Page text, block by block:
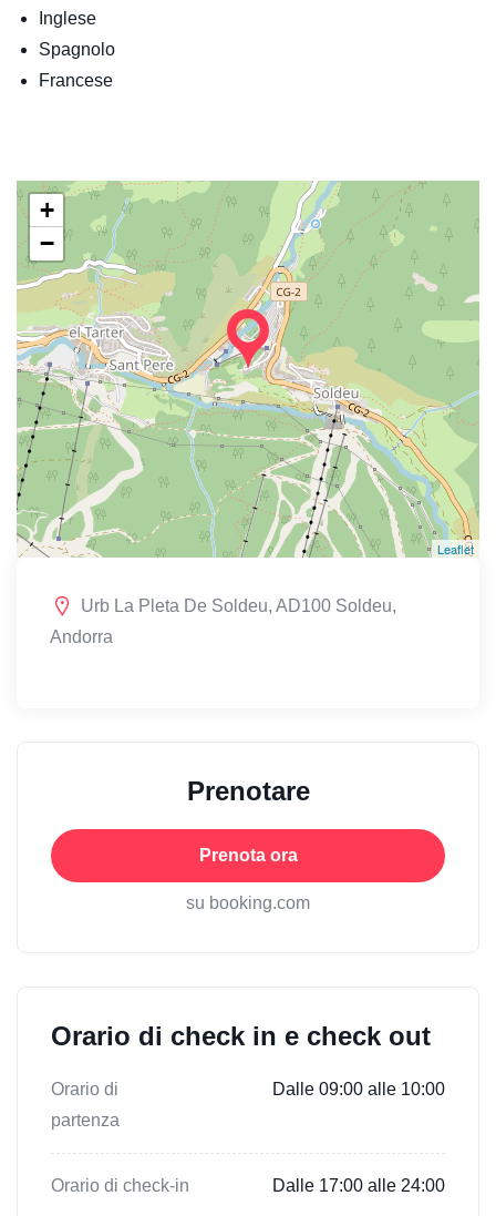
Inglese
Spagnolo
Francese
+
−
Leaflet
Urb La Pleta De Soldeu, AD100 Soldeu,
Andorra
Prenotare
Prenota ora
su booking.com
Orario di check in e check out
Orario di
partenza
Dalle 09:00 alle 10:00
Orario di check-in Dalle 17:00 alle 24:00